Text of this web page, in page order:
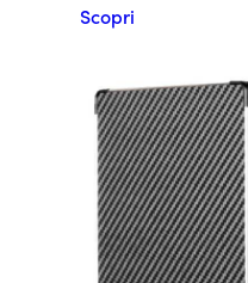
Scopri